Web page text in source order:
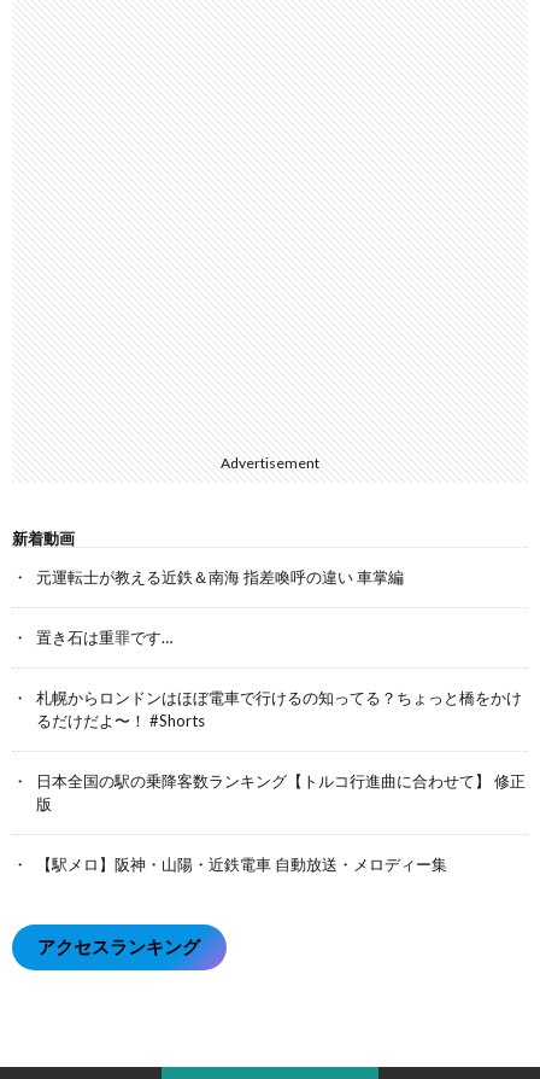
Advertisement
新着動画
元運転士が教える近鉄＆南海 指差喚呼の違い 車掌編
置き石は重罪です…
札幌からロンドンはほぼ電車で行けるの知ってる？ちょっと橋をかけ
るだけだよ〜！ #Shorts
日本全国の駅の乗降客数ランキング【トルコ行進曲に合わせて】 修正
版
【駅メロ】阪神・山陽・近鉄電車 自動放送・メロディー集
アクセスランキング